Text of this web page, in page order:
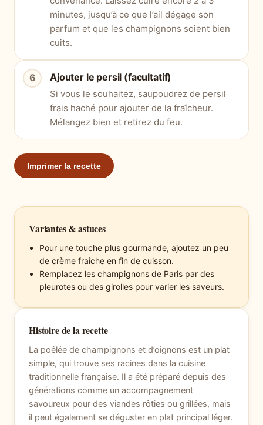
minutes, jusqu’à ce que l’ail dégage son
parfum et que les champignons soient bien
cuits.
Ajouter le persil (facultatif)
Si vous le souhaitez, saupoudrez de persil
frais haché pour ajouter de la fraîcheur.
Mélangez bien et retirez du feu.
Imprimer la recette
Variantes & astuces
Pour une touche plus gourmande, ajoutez un peu
de crème fraîche en fin de cuisson.
Remplacez les champignons de Paris par des
pleurotes ou des girolles pour varier les saveurs.
Histoire de la recette
La poêlée de champignons et d’oignons est un plat
simple, qui trouve ses racines dans la cuisine
traditionnelle française. Il a été préparé depuis des
générations comme un accompagnement
savoureux pour des viandes rôties ou grillées, mais
il peut également se déguster en plat principal léger.